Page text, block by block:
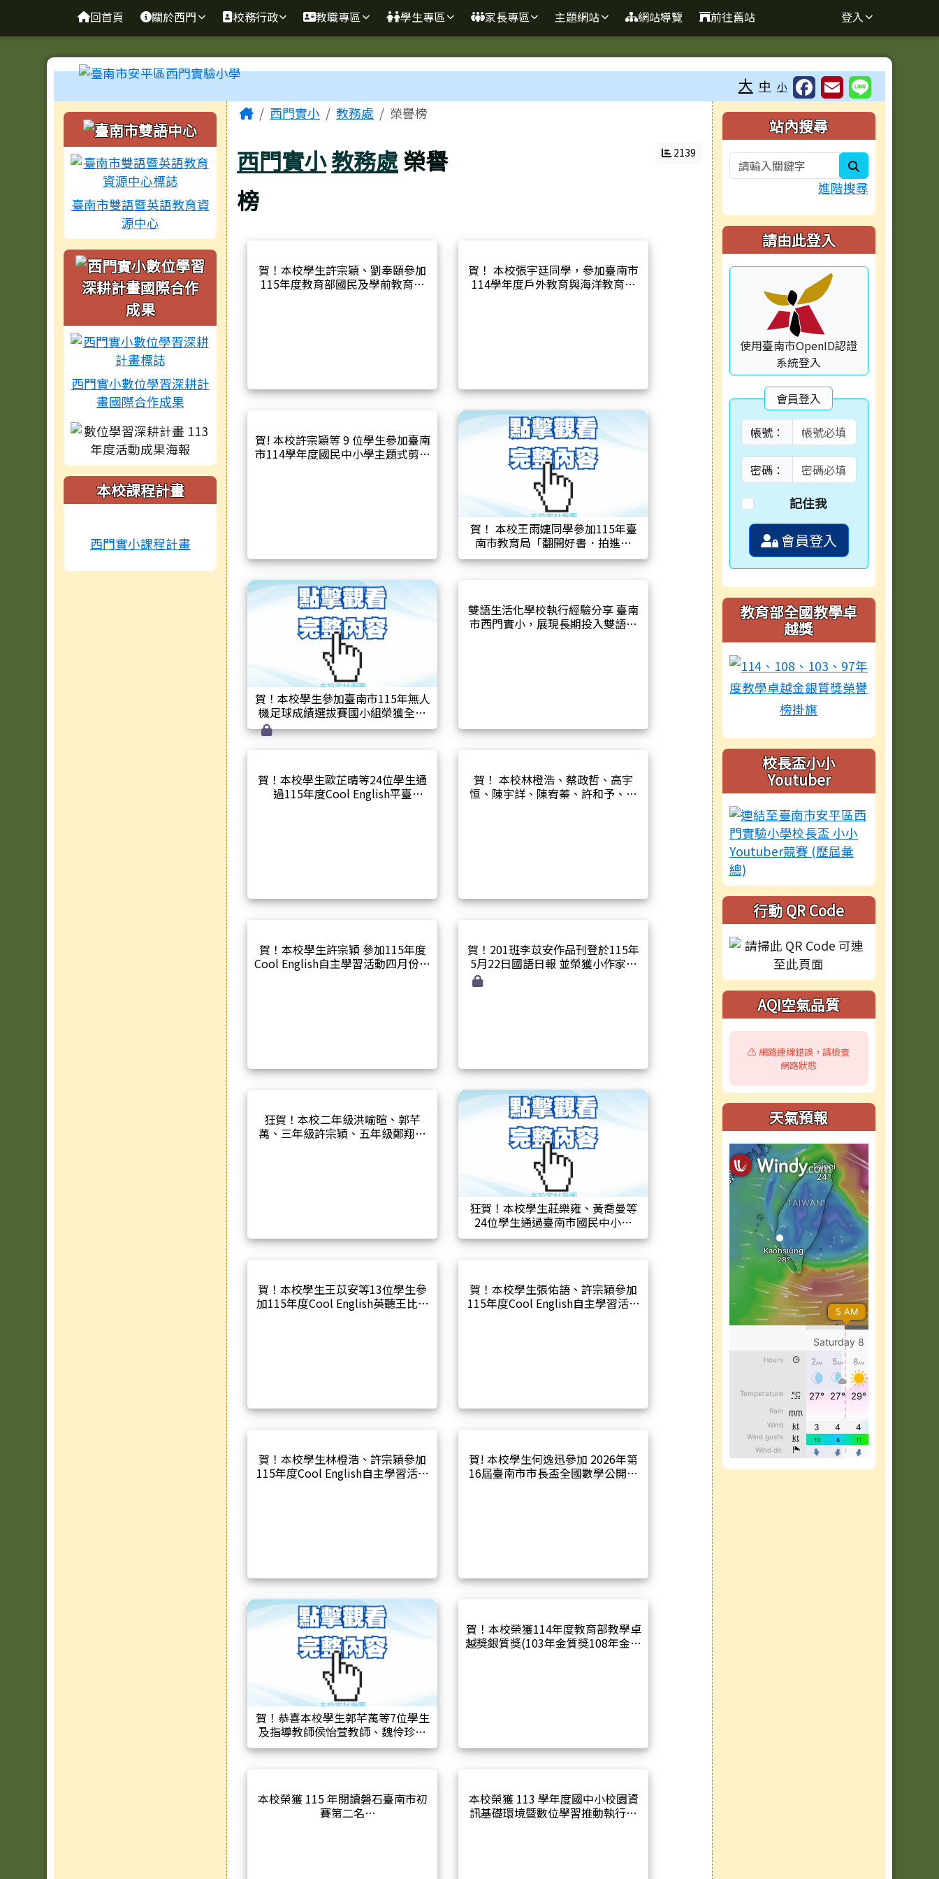
臺南市安平區西門實驗小學
回首頁 關於西門 校務行政 教職專區 學生專區 家長專區 主題網站 網站導覽 前往舊站 登入
工具列 大 中 小
左邊區域內容
臺南市雙語暨英語教育資
源中心
西門實小數位學習深耕計
畫國際合作成果
本校課程計畫
西門實小課程計畫
主內容區域
Home西門實小 教務處 榮譽榜
西門實小教務處榮譽
榜
2139
賀！本校學生許宗穎、劉奉頤參加
115年度教育部國民及學前教育署
賀！ 本校張宇廷同學，參加臺南市
114學年度戶外教育與海洋教育計
賀! 本校許宗穎等 9 位學生參加臺南
市114學年度國民中小學主題式剪報
賀！ 本校王雨婕同學參加115年臺
南市教育局「翻開好書．拍進布
可」活動獲獎。
賀！本校學生參加臺南市115年無人
機足球成績選拔賽國小組榮獲全市
第二名和佳作
雙語生活化學校執行經驗分享 臺南
市西門實小，展現長期投入雙語推
賀！本校學生歐芷晴等24位學生通
過115年度Cool English平臺
賀！ 本校林橙浩、蔡政哲、高宇
恒、陳宇詳、陳宥蓁、許和予、孫
賀！本校學生許宗穎 參加115年度
Cool English自主學習活動四月份場
賀！201班李苡安作品刊登於115年
5月22日國語日報 並榮獲小作家證
狂賀！本校二年級洪喻暄、郭芊
萭、三年級許宗穎、五年級鄭翔升
狂賀！本校學生莊樂雍、黃喬曼等
24位學生通過臺南市國民中小學
114學年度運用「ReadPop@臺
南」酷英平臺認證計畫
賀！本校學生王苡安等13位學生參
加115年度Cool English英聽王比賽
賀！本校學生張佑語、許宗穎參加
115年度Cool English自主學習活動
賀！本校學生林橙浩、許宗穎參加
115年度Cool English自主學習活動
賀! 本校學生何逸迅參加 2026年第
16屆臺南市市長盃全國數學公開比
賀！恭喜本校學生郭芊萭等7位學生
及指導教師侯怡萱教師、魏伶珍教
師參加臺南市114學年度主題式簡報
計畫榮獲佳績!
賀！本校榮獲114年度教育部教學卓
越獎銀質獎(103年金質獎108年金質
本校榮獲 115 年閱讀磐石臺南市初
賽第二名
本校榮獲 113 學年度國中小校園資
訊基礎環境暨數位學習推動執行成
右邊區域內容
站內搜尋
進階搜尋
請由此登入
使用臺南市OpenID認證
系統登入
會員登入
帳號：
密碼：
記住我
會員登入
教育部全國教學卓
越獎
校長盃小小
Youtuber
行動 QR Code
AQI空氣品質
⚠️ 網路連線錯誤，請檢查
網路狀態
天氣預報
頁尾區域